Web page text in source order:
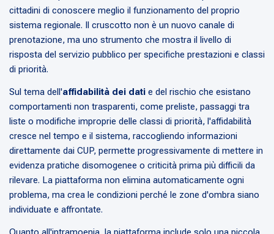
cittadini di conoscere meglio il funzionamento del proprio
sistema regionale. Il cruscotto non è un nuovo canale di
prenotazione, ma uno strumento che mostra il livello di
risposta del servizio pubblico per specifiche prestazioni e classi
di priorità.
Sul tema dell'affidabilità dei dati e del rischio che esistano
comportamenti non trasparenti, come preliste, passaggi tra
liste o modifiche improprie delle classi di priorità, l'affidabilità
cresce nel tempo e il sistema, raccogliendo informazioni
direttamente dai CUP, permette progressivamente di mettere in
evidenza pratiche disomogenee o criticità prima più difficili da
rilevare. La piattaforma non elimina automaticamente ogni
problema, ma crea le condizioni perché le zone d'ombra siano
individuate e affrontate.